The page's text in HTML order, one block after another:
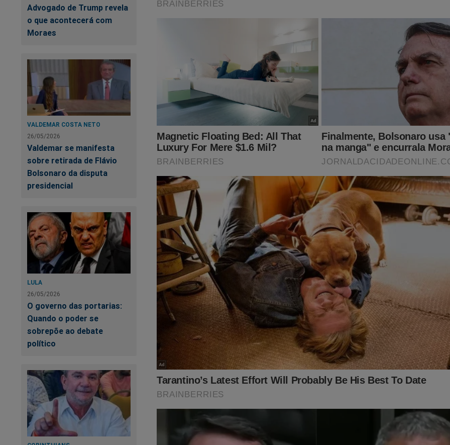
Advogado de Trump revela
o que acontecerá com
Moraes
VALDEMAR COSTA NETO
26/05/2026
Valdemar se manifesta
sobre retirada de Flávio
Bolsonaro da disputa
presidencial
LULA
26/05/2026
O governo das portarias:
Quando o poder se
sobrepõe ao debate
político